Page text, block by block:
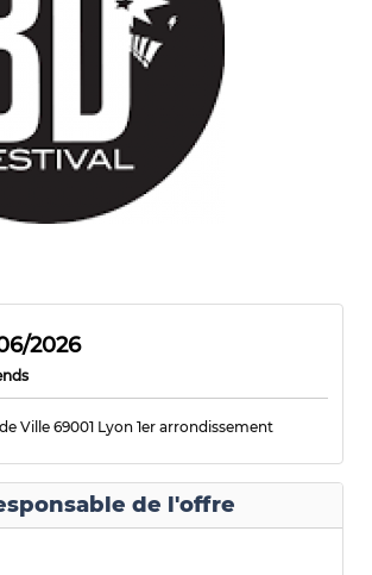
2026
Ville69001 Lyon 1er arrondissement
de l'offre